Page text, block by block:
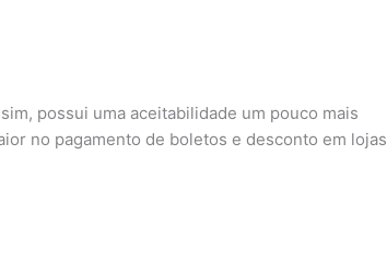
possui uma aceitabilidade um pouco mais
no pagamento de boletos e desconto em lojas